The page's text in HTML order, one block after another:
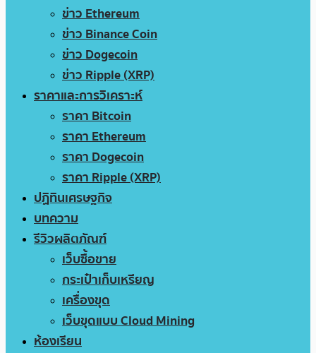
ข่าว Ethereum
ข่าว Binance Coin
ข่าว Dogecoin
ข่าว Ripple (XRP)
ราคาและการวิเคราะห์
ราคา Bitcoin
ราคา Ethereum
ราคา Dogecoin
ราคา Ripple (XRP)
ปฏิทินเศรษฐกิจ
บทความ
รีวิวผลิตภัณฑ์
เว็บซื้อขาย
กระเป๋าเก็บเหรียญ
เครื่องขุด
เว็บขุดแบบ Cloud Mining
ห้องเรียน